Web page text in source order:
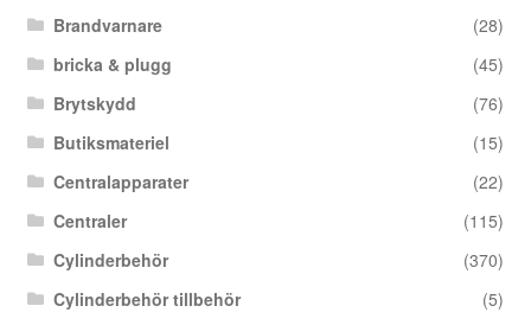
Brandvarnare
(28)
bricka & plugg
(45)
Brytskydd
(76)
Butiksmateriel
(15)
Centralapparater
(22)
Centraler
(115)
Cylinderbehör
(370)
Cylinderbehör tillbehör
(5)